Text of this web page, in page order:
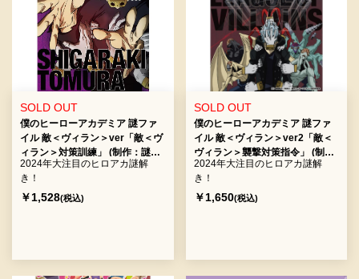
SOLD OUT
僕のヒーローアカデミア 謎ファ
イル 敵＜ヴィラン＞ver「敵＜ヴ
ィラン＞対策訓練」 (制作：謎解
敵＜ヴィラン＞連合) [送料ウエイ
ト：2]
2024年大注目のヒロアカ謎解
き！
￥1,528(税込)
SOLD OUT
僕のヒーローアカデミア 謎ファ
イル 敵＜ヴィラン＞ver2「敵＜
ヴィラン＞襲撃対策指令」 (制
作：謎解敵＜ヴィラン＞連合) [送
料ウエイト：2]
2024年大注目のヒロアカ謎解
き！
￥1,650(税込)